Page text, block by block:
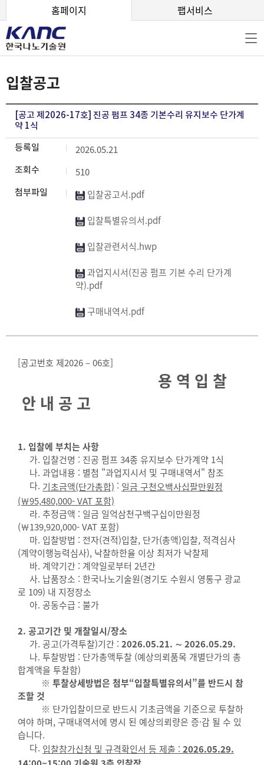
홈페이지 팹서비스
입찰공고
[공고 제2026-17호] 진공 펌프 34종 기본수리 유지보수 단가계
약 1식
등록일 2026.05.21
조회수 510
첨부파일
입찰공고서.pdf
입찰특별유의서.pdf
입찰관련서식.hwp
과업지시서(진공 펌프 기본 수리 단가계
약).pdf
구매내역서.pdf
[공고번호 제2026 – 06호]
용 역 입 찰
안 내 공 고
1. 입찰에 부치는 사항
가. 입찰건명 : 진공 펌프 34종 유지보수 단가계약 1식
나. 과업내용 : 별첨 "과업지시서 및 구매내역서" 참조
다. 기초금액(단가총합) : 일금 구천오백사십팔만원정
(￦95,480,000- VAT 포함)
라. 추정금액 : 일금 일억삼천구백구십이만원정
(￦139,920,000- VAT 포함)
마. 입찰방법 : 전자(견적)입찰, 단가(총액)입찰, 적격심사
(계약이행능력심사), 낙찰하한율 이상 최저가 낙찰제
바. 계약기간 : 계약일로부터 2년간
사. 납품장소 : 한국나노기술원(경기도 수원시 영통구 광교
로 109) 내 지정장소
아. 공동수급 : 불가
2. 공고기간 및 개찰일시/장소
가. 공고(가격투찰)기간 : 2026.05.21. ∼ 2026.05.29.
나. 투찰방법 : 단가총액투찰 (예상의뢰품목 개별단가의 총
합계액을 투찰함)
※ 투찰상세방법은 첨부“입찰특별유의서”를 반드시 참
조할 것
※ 단가입찰이므로 반드시 기초금액을 기준으로 투찰하
여야 하며, 구매내역서에 명시 된 예상의뢰량은 증·감 될 수 있
습니다.
다. 입찰참가신청 및 규격확인서 등 제출 : 2026.05.29.